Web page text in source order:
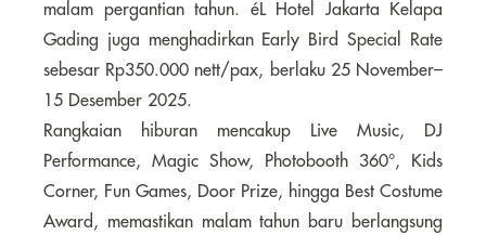
malam pergantian tahun. éL Hotel Jakarta Kelapa
Gading juga menghadirkan Early Bird Special Rate
sebesar Rp350.000 nett/pax, berlaku 25 November–
15 Desember 2025.
Rangkaian hiburan mencakup Live Music, DJ
Performance, Magic Show, Photobooth 360°, Kids
Corner, Fun Games, Door Prize, hingga Best Costume
Award, memastikan malam tahun baru berlangsung